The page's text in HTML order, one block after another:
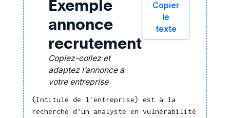
gérer les risques et la
sécurité
informatique
Mener un processus de
test en cybersécurité
Gestion
administrative
Micro-informatique
Progiciels de gestion intégrée
Systèmes d'exploitation
informatique
Cryptologie
Génie logiciel
Intelligence artificielle
Exemple
annonce
recrutement
Copiez-collez et
adaptez l’annonce à
votre entreprise
Copier
le
texte
{Intitulé de l'entreprise} est à la
recherche d’un analyste en vulnérabilité